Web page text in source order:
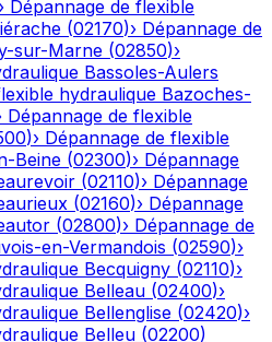
› Dépannage de flexible
(02170)› Dépannage de
sur-Marne (02850)›
Bassoles-Aulers
hydraulique Bazoches-
Dépannage de flexible
)› Dépannage de flexible
Beine (02300)› Dépannage
(02110)› Dépannage
(02160)› Dépannage
(02800)› Dépannage de
en-Vermandois (02590)›
Becquigny (02110)›
Belleau (02400)›
Bellenglise (02420)›
Belleu (02200)